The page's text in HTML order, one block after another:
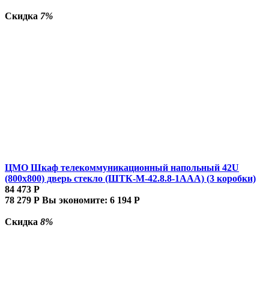
Скидка 7%
ЦМО Шкаф телекоммуникационный напольный 42U
(800x800) дверь стекло (ШТК-М-42.8.8-1ААА) (3 коробки)
84 473 Р
78 279 Р Вы экономите: 6 194 Р
Скидка 8%